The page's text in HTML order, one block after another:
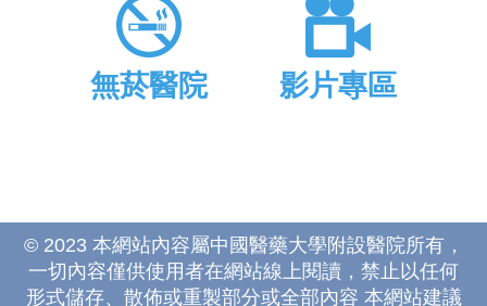
無菸醫院 影片專區
© 2023 本網站內容屬中國醫藥大學附設醫院所有，
一切內容僅供使用者在網站線上閱讀，禁止以任何
形式儲存、散佈或重製部分或全部內容 本網站建議